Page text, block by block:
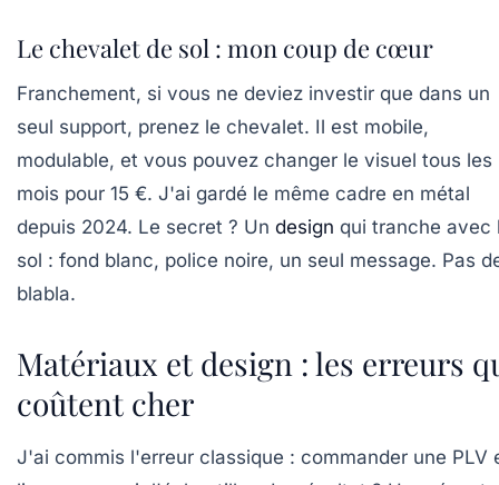
Le chevalet de sol : mon coup de cœur
Franchement, si vous ne deviez investir que dans un
seul support, prenez le chevalet. Il est mobile,
modulable, et vous pouvez changer le visuel tous les
mois pour 15 €. J'ai gardé le même cadre en métal
depuis 2024. Le secret ? Un design qui tranche avec
sol : fond blanc, police noire, un seul message. Pas
blabla.
Matériaux et design : les erreurs
coûtent cher
J'ai commis l'erreur classique : commander une PLV